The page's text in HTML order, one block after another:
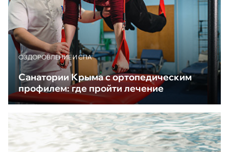
ОЗДОРОВЛЕНИЕ И СПА
Санатории Крыма с ортопедическим
профилем: где пройти лечение